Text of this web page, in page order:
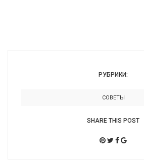
РУБРИКИ:
СОВЕТЫ
SHARE THIS POST